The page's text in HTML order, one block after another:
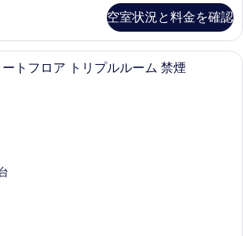
空室状況と料金を確認
プレミアムコンフォートフロア トリ
トフロア トリプルルーム 禁煙